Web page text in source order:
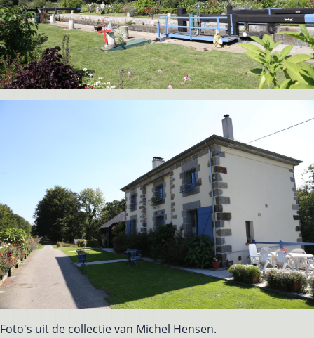
Foto's uit de collectie van Michel Hensen.